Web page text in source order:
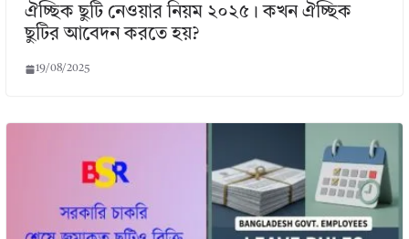
ঐচ্ছিক ছুটি নেওয়ার নিয়ম ২০২৫। কখন ঐচ্ছিক
ছুটির আবেদন করতে হয়?
19/08/2025